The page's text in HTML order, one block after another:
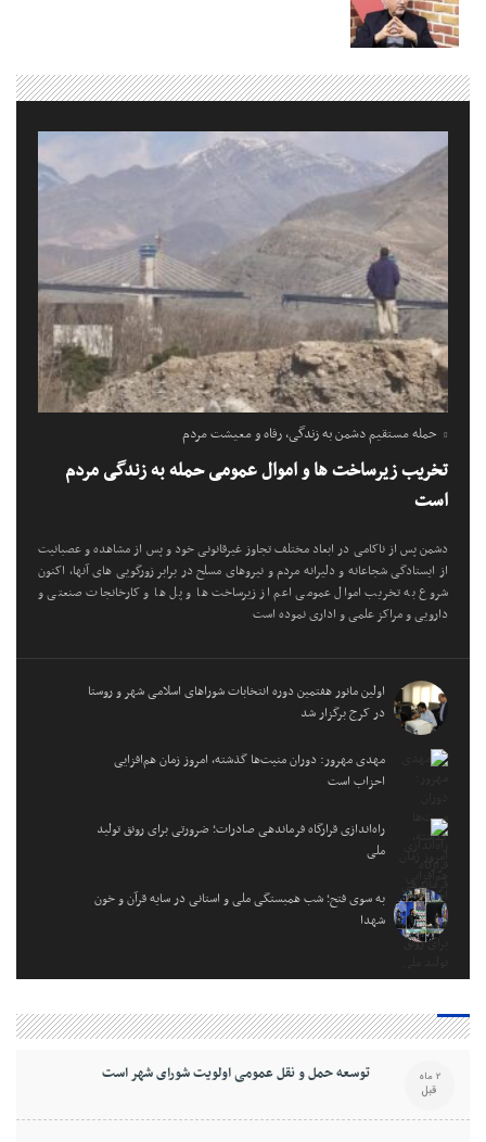
حمله مستقیم دشمن به زندگی، رفاه و معیشت مردم
تخریب زیرساخت ها و اموال عمومی حمله به زندگی مردم
است
دشمن پس از ناکامی در ابعاد مختلف تجاوز غیرقانونی خود و پس از مشاهده و عصبانیت
از ایستادگی شجاعانه و دلیرانه مردم و نیروهای مسلح در برابر زورگویی های آنها، اکنون
شروع به تخریب اموال عمومی اعم از زیرساخت ها و پل ها و کارخانجات صنعتی و
دارویی و مراکز علمی و اداری نموده است
اولین مانور هفتمین دوره انتخابات شوراهای اسلامی شهر و روستا
در کرج برگزار شد
مهدی مهرور: دوران منیت‌ها گذشته، امروز زمان هم‌افزایی
احزاب است
راه‌اندازی قرارگاه فرماندهی صادرات؛ ضرورتی برای رونق تولید
ملی
به سوی فتح؛ شب همبستگی ملی و استانی در سایه قرآن و خون
شهدا
توسعه حمل و نقل عمومی اولویت شورای شهر است 2 ماه
قبل